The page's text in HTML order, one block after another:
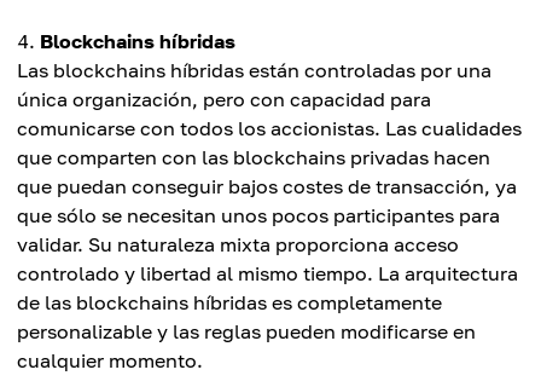
Blockchains híbridas
Las blockchains híbridas están controladas por una
única organización, pero con capacidad para
comunicarse con todos los accionistas. Las cualidades
que comparten con las blockchains privadas hacen
que puedan conseguir bajos costes de transacción, ya
que sólo se necesitan unos pocos participantes para
validar. Su naturaleza mixta proporciona acceso
controlado y libertad al mismo tiempo. La arquitectura
de las blockchains híbridas es completamente
personalizable y las reglas pueden modificarse en
cualquier momento.